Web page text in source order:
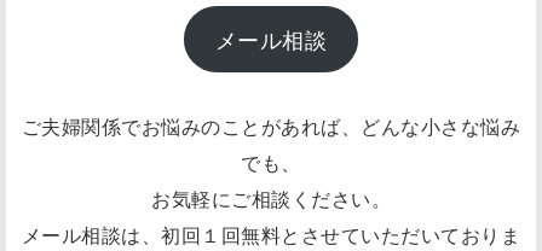
メール相談
ご夫婦関係でお悩みのことがあれば、どんな小さな悩み
でも、
お気軽にご相談ください。
メール相談は、初回１回無料とさせていただいておりま